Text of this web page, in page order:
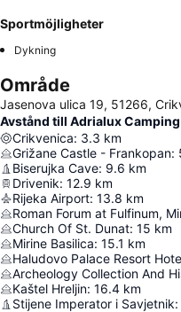
Sportmöjligheter
Dykning
Område
Jasenova ulica 19, 51266,
Avstånd till Adrialux
Crikvenica: 3.3 km
Grižane Castle - Frankopan:
Biserujka Cave: 9.6 km
Drivenik: 12.9 km
Rijeka Airport: 13.8 km
Roman Forum at Fulfinum,
Church Of St. Dunat: 15 km
Mirine Basilica: 15.1 km
Haludovo Palace Resort
Kaštel Hreljin: 16.4 km
Stijene Imperator i Savjetnik: